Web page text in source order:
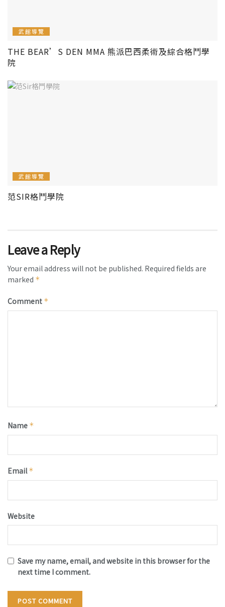
武館導覽
THE BEAR’S DEN MMA 熊派巴西柔術及綜合格鬥學
院
武館導覽
范SIR格鬥學院
Leave a Reply
Your email address will not be published. Required fields are
marked *
Comment *
Name *
Email*
Website
Save my name, email, and website in this browser for the
next time I comment.